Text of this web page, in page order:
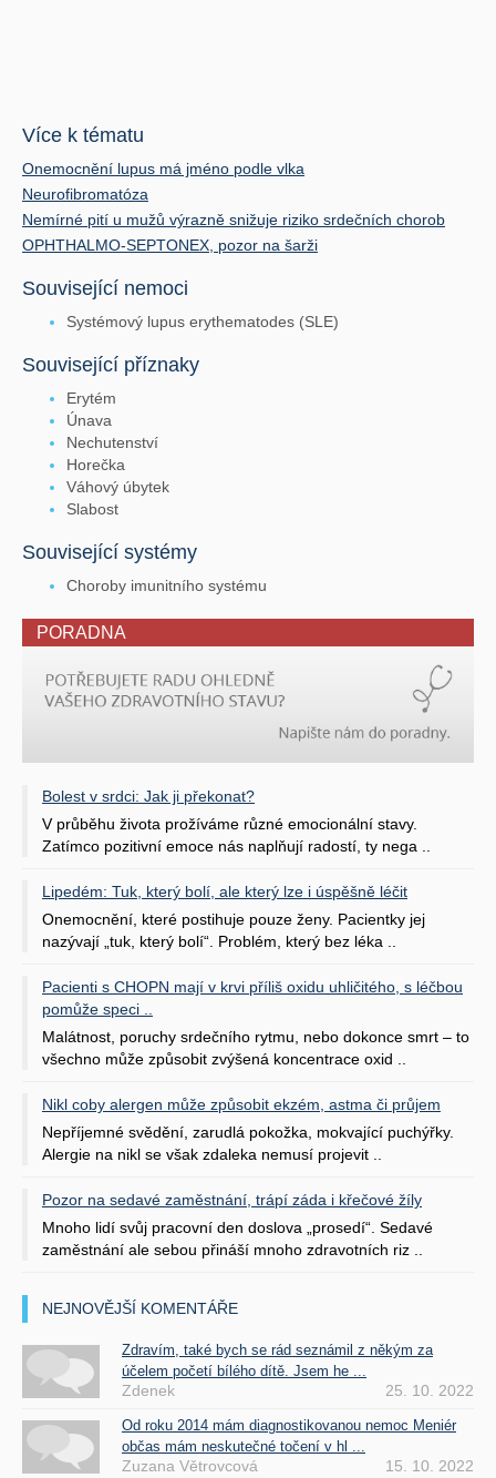
Více k tématu
Onemocnění lupus má jméno podle vlka
Neurofibromatóza
Nemírné pití u mužů výrazně snižuje riziko srdečních chorob
OPHTHALMO-SEPTONEX, pozor na šarži
Související nemoci
Systémový lupus erythematodes (SLE)
Související příznaky
Erytém
Únava
Nechutenství
Horečka
Váhový úbytek
Slabost
Související systémy
Choroby imunitního systému
PORADNA
Bolest v srdci: Jak ji překonat?
V průběhu života prožíváme různé emocionální stavy.
Zatímco pozitivní emoce nás naplňují radostí, ty nega ..
Lipedém: Tuk, který bolí, ale který lze i úspěšně léčit
Onemocnění, které postihuje pouze ženy. Pacientky jej
nazývají „tuk, který bolí“. Problém, který bez léka ..
Pacienti s CHOPN mají v krvi příliš oxidu uhličitého, s léčbou
pomůže speci ..
Malátnost, poruchy srdečního rytmu, nebo dokonce smrt – to
všechno může způsobit zvýšená koncentrace oxid ..
Nikl coby alergen může způsobit ekzém, astma či průjem
Nepříjemné svědění, zarudlá pokožka, mokvající puchýřky.
Alergie na nikl se však zdaleka nemusí projevit ..
Pozor na sedavé zaměstnání, trápí záda i křečové žíly
Mnoho lidí svůj pracovní den doslova „prosedí“. Sedavé
zaměstnání ale sebou přináší mnoho zdravotních riz ..
NEJNOVĚJŠÍ KOMENTÁŘE
Zdravím, také bych se rád seznámil z někým za
účelem početí bílého dítě. Jsem he ...
Zdenek 25. 10. 2022
Od roku 2014 mám diagnostikovanou nemoc Meniér
občas mám neskutečné točení v hl ...
Zuzana Větrovcová 15. 10. 2022